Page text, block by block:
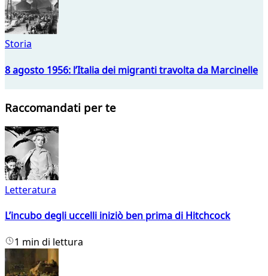
Storia
8 agosto 1956: l’Italia dei migranti travolta da Marcinelle
Raccomandati per te
Letteratura
L’incubo degli uccelli iniziò ben prima di Hitchcock
1 min di lettura